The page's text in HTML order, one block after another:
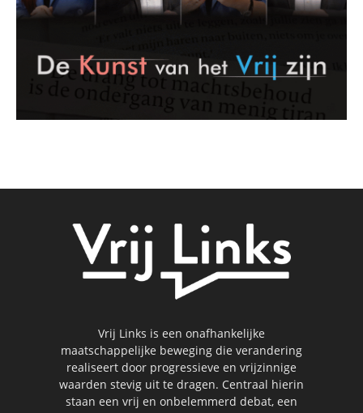
Vrij Links is een onafhankelijke
maatschappelijke beweging die verandering
realiseert door progressieve en vrijzinnige
waarden stevig uit te dragen. Centraal hierin
staan een vrij en onbelemmerd debat, een